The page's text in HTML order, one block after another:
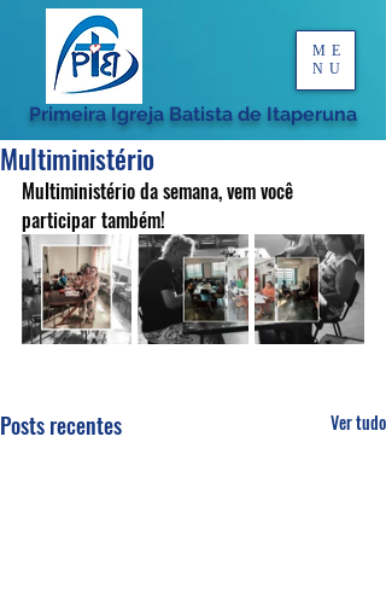
Primeira Igreja Batista de Itaperuna
ME
NU
Multiministério
Multiministério da semana, vem você
participar também!
Posts recentes Ver tudo